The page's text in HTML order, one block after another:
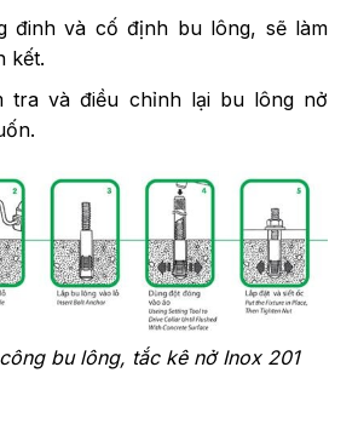
đinh và cố định bu lông, sẽ làm
kết.
tra và điều chỉnh lại bu lông nở
bu lông, tắc kê nở Inox 201